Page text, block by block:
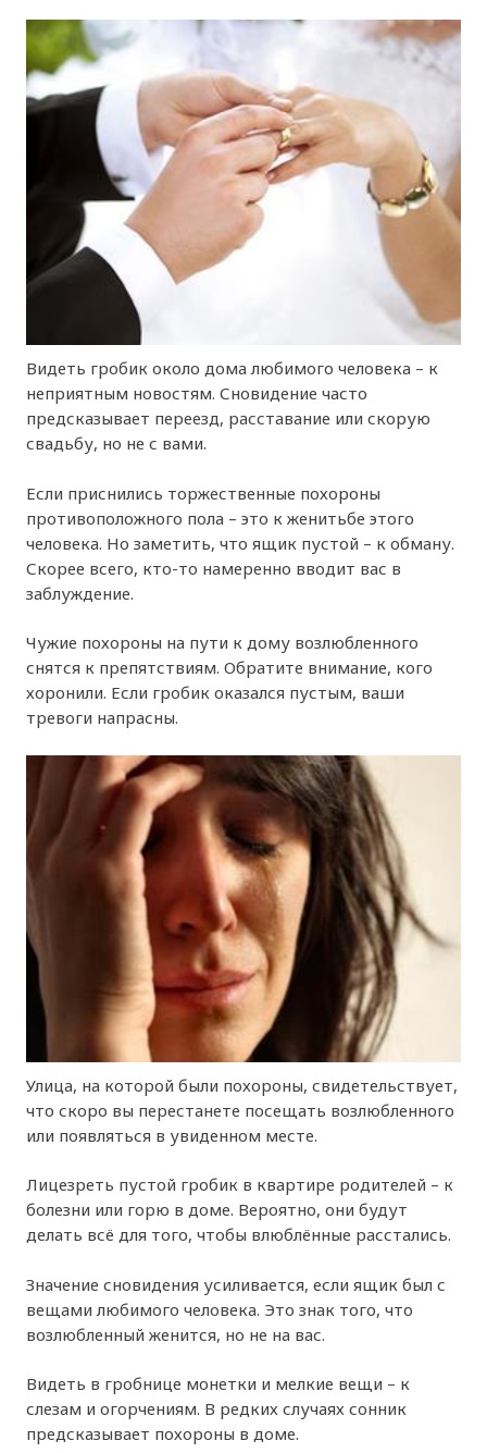
Видеть гробик около дома любимого человека – к
неприятным новостям. Сновидение часто
предсказывает переезд, расставание или скорую
свадьбу, но не с вами.
Если приснились торжественные похороны
противоположного пола – это к женитьбе этого
человека. Но заметить, что ящик пустой – к обману.
Скорее всего, кто-то намеренно вводит вас в
заблуждение.
Чужие похороны на пути к дому возлюбленного
снятся к препятствиям. Обратите внимание, кого
хоронили. Если гробик оказался пустым, ваши
тревоги напрасны.
Улица, на которой были похороны, свидетельствует,
что скоро вы перестанете посещать возлюбленного
или появляться в увиденном месте.
Лицезреть пустой гробик в квартире родителей – к
болезни или горю в доме. Вероятно, они будут
делать всё для того, чтобы влюблённые расстались.
Значение сновидения усиливается, если ящик был с
вещами любимого человека. Это знак того, что
возлюбленный женится, но не на вас.
Видеть в гробнице монетки и мелкие вещи – к
слезам и огорчениям. В редких случаях сонник
предсказывает похороны в доме.